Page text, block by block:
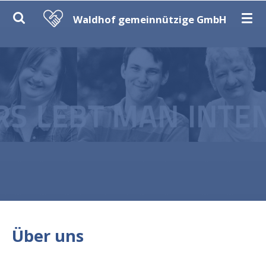
Zum
Hauptinhalt
springen
Waldhof gemeinnützige GmbH
Über uns